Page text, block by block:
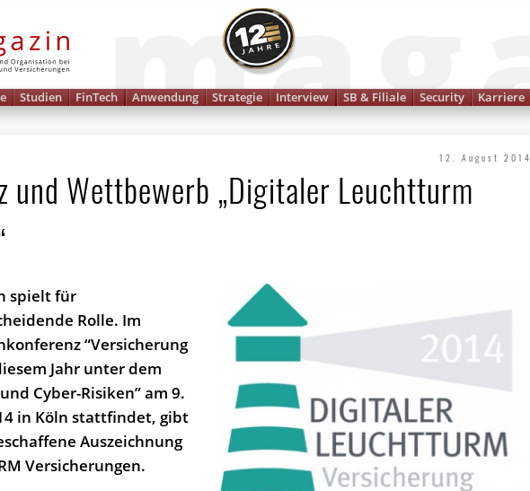
Studien FinTech Anwendung Strategie Interview SB & Filiale Security Karriere
12. August 2014
und Wettbewerb „Digitaler Leuchtturm
spielt für
Rolle. Im
“Versicherung
Jahr unter dem
Cyber-Risiken” am 9.
in Köln stattfindet, gibt
Auszeichnung
Versicherungen.